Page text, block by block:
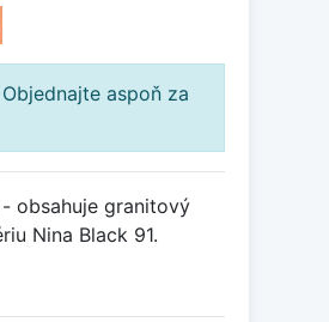
Objednajte aspoň za
obsahuje granitový
Nina Black 91.